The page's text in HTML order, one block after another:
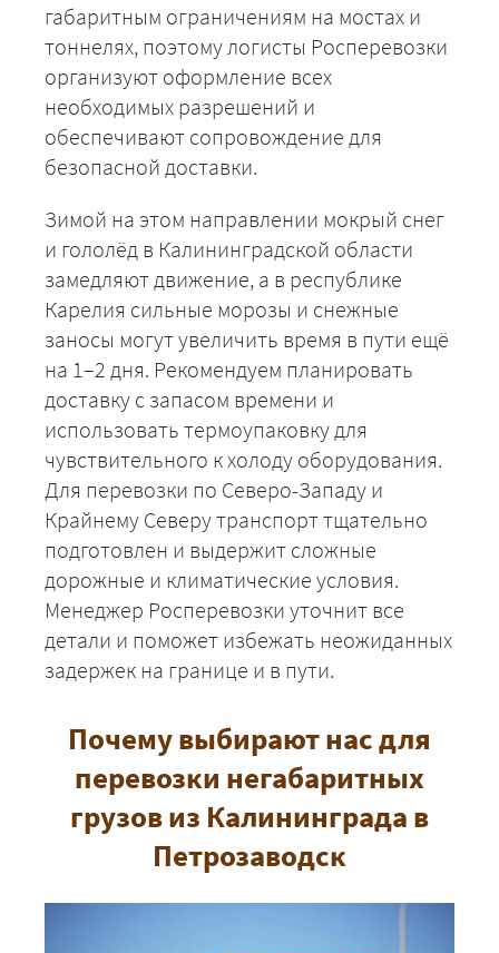
габаритным ограничениям на мостах и
тоннелях, поэтому логисты Росперевозки
организуют оформление всех
необходимых разрешений и
обеспечивают сопровождение для
безопасной доставки.
Зимой на этом направлении мокрый снег
и гололёд в Калининградской области
замедляют движение, а в республике
Карелия сильные морозы и снежные
заносы могут увеличить время в пути ещё
на 1–2 дня. Рекомендуем планировать
доставку с запасом времени и
использовать термоупаковку для
чувствительного к холоду оборудования.
Для перевозки по Северо-Западу и
Крайнему Северу транспорт тщательно
подготовлен и выдержит сложные
дорожные и климатические условия.
Менеджер Росперевозки уточнит все
детали и поможет избежать неожиданных
задержек на границе и в пути.
Почему выбирают нас для
перевозки негабаритных
грузов из Калининграда в
Петрозаводск
+7 (499) 520-05-23
ЗАКАЗАТЬ